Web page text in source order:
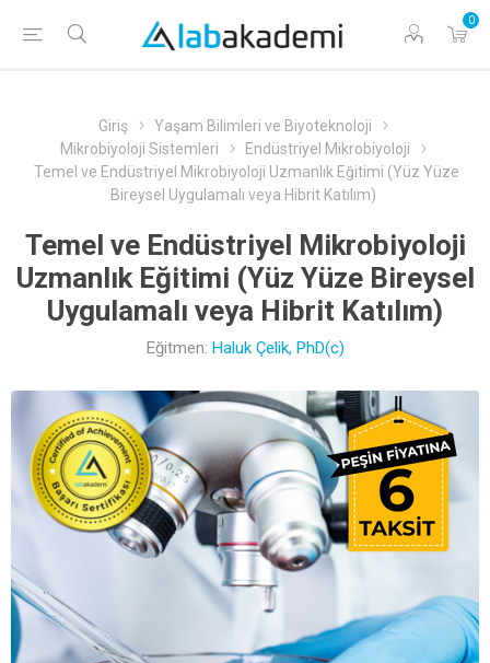
0
Giriş
Yaşam Bilimleri ve Biyoteknoloji
Mikrobiyoloji Sistemleri
Endüstriyel Mikrobiyoloji
Temel ve Endüstriyel Mikrobiyoloji Uzmanlık Eğitimi (Yüz Yüze
Bireysel Uygulamalı veya Hibrit Katılım)
Temel ve Endüstriyel Mikrobiyoloji
Uzmanlık Eğitimi (Yüz Yüze Bireysel
Uygulamalı veya Hibrit Katılım)
Eğitmen: Haluk Çelik, PhD(c)